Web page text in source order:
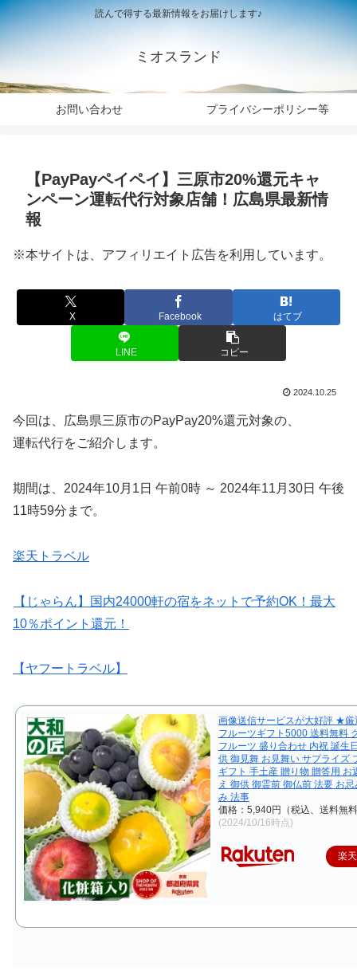
読んで得する最新情報をお届けします♪
ミオスランド
お問い合わせ プライバシーポリシー等
【PayPayペイペイ】三原市20%還元キャ
ンペーン運転代行対象店舗！広島県最新情
報
※本サイトは、アフィリエイト広告を利用しています。
X Facebook はてブ
LINE コピー
2024.10.25
今回は、広島県三原市のPayPay20%還元対象の、
運転代行をご紹介します。
期間は、2024年10月1日 午前0時 ～ 2024年11月30日 午後
11時59分まで。
楽天トラベル
【じゃらん】国内24000軒の宿をネットで予約OK！最大
10％ポイント還元！
【ヤフートラベル】
画像送信サービスが大好評 ★厳
フルーツギフト5000 送料無料
フルーツ 盛り合わせ 内祝 誕生
供 御見舞 お見舞い サプライズ
ギフト 手土産 贈り物 贈答用 お
え 御供 御霊前 御仏前 法要 お
み 法事
価格：5,940円（税込、送料無
(2024/10/16時点)
楽